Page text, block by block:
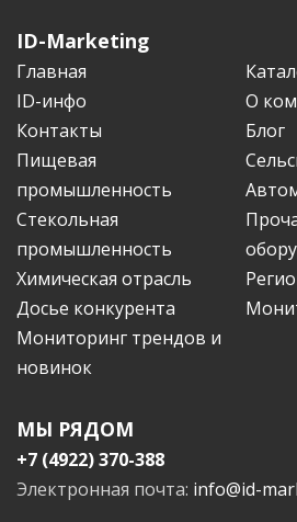
ID-Marketing
Главная
ID-инфо
О
Контакты
Блог
Пищевая
промышленность
Стекольная
промышленность
Химическая отрасль
Досье конкурента
Мониторинг трендов и
новинок
МЫ РЯДОМ
+7 (4922) 370-388
Электронная почта: info@id-